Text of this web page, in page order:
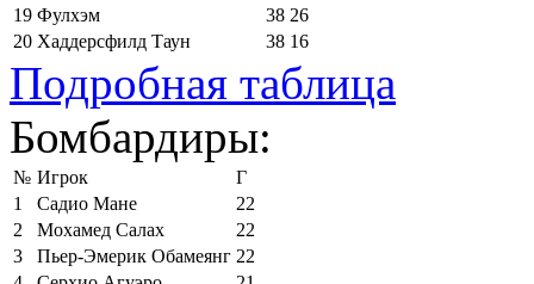
19 Фулхэм 38 26
20 Хаддерсфилд Таун 38 16
Подробная таблица
Бомбардиры:
№ Игрок
Г
1
Садио Мане
22
2
Мохамед Салах
22
3
Пьер-Эмерик Обамеянг 22